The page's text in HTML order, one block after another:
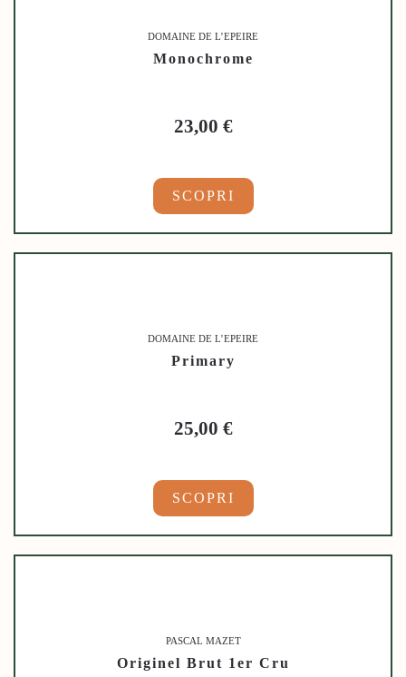
DOMAINE DE L’EPEIRE
Monochrome
23,00 €
SCOPRI
DOMAINE DE L’EPEIRE
Primary
25,00 €
SCOPRI
PASCAL MAZET
Originel Brut 1er Cru